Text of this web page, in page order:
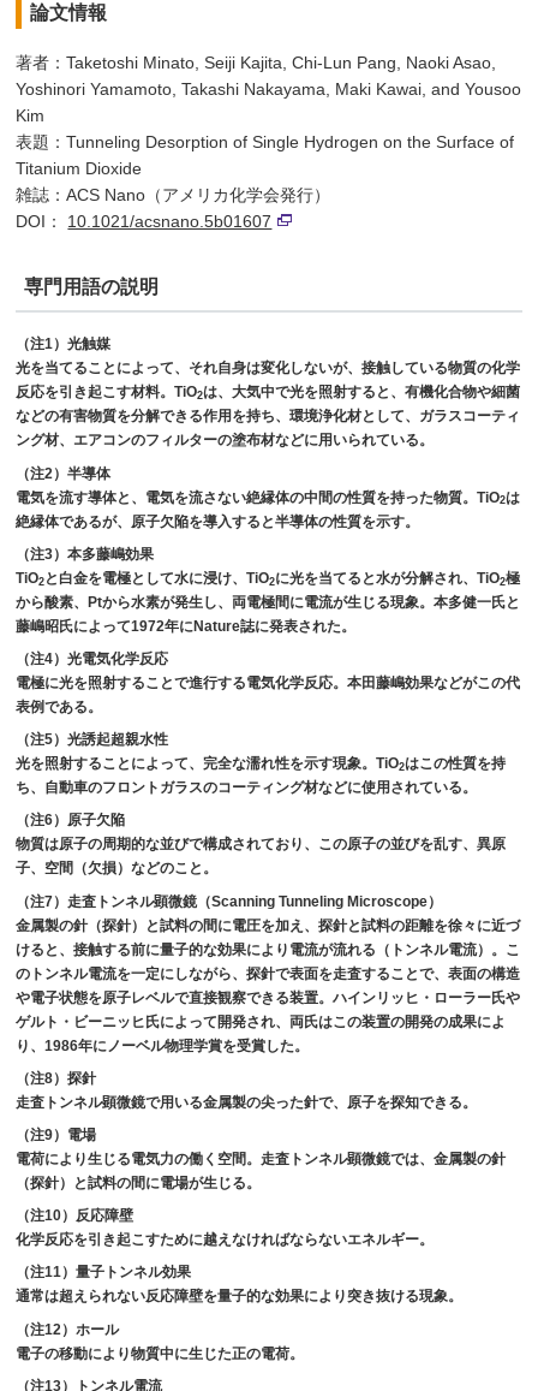
論文情報
著者：Taketoshi Minato, Seiji Kajita, Chi-Lun Pang, Naoki Asao,
Yoshinori Yamamoto, Takashi Nakayama, Maki Kawai, and Yousoo
Kim
表題：Tunneling Desorption of Single Hydrogen on the Surface of
Titanium Dioxide
雑誌：ACS Nano（アメリカ化学会発行）
DOI： 10.1021/acsnano.5b01607
専門用語の説明
（注1）光触媒
光を当てることによって、それ自身は変化しないが、接触している物質の化学
反応を引き起こす材料。TiO2は、大気中で光を照射すると、有機化合物や細菌
などの有害物質を分解できる作用を持ち、環境浄化材として、ガラスコーティ
ング材、エアコンのフィルターの塗布材などに用いられている。
（注2）半導体
電気を流す導体と、電気を流さない絶縁体の中間の性質を持った物質。TiO2は
絶縁体であるが、原子欠陥を導入すると半導体の性質を示す。
（注3）本多藤嶋効果
TiO2 と白金を電極として水に浸け、TiO2に光を当てると水が分解され、TiO2極
から酸素、Ptから水素が発生し、両電極間に電流が生じる現象。本多健一氏と
藤嶋昭氏によって1972年にNature誌に発表された。
（注4）光電気化学反応
電極に光を照射することで進行する電気化学反応。本田藤嶋効果などがこの代
表例である。
（注5）光誘起超親水性
光を照射することによって、完全な濡れ性を示す現象。TiO2はこの性質を持
ち、自動車のフロントガラスのコーティング材などに使用されている。
（注6）原子欠陥
物質は原子の周期的な並びで構成されており、この原子の並びを乱す、異原
子、空間（欠損）などのこと。
（注7）走査トンネル顕微鏡（Scanning Tunneling Microscope）
金属製の針（探針）と試料の間に電圧を加え、探針と試料の距離を徐々に近づ
けると、接触する前に量子的な効果により電流が流れる（トンネル電流）。こ
のトンネル電流を一定にしながら、探針で表面を走査することで、表面の構造
や電子状態を原子レベルで直接観察できる装置。ハインリッヒ・ローラー氏や
ゲルト・ビーニッヒ氏によって開発され、両氏はこの装置の開発の成果によ
り、1986年にノーベル物理学賞を受賞した。
（注8）探針
走査トンネル顕微鏡で用いる金属製の尖った針で、原子を探知できる。
（注9）電場
電荷により生じる電気力の働く空間。走査トンネル顕微鏡では、金属製の針
（探針）と試料の間に電場が生じる。
（注10）反応障壁
化学反応を引き起こすために越えなければならないエネルギー。
（注11）量子トンネル効果
通常は超えられない反応障壁を量子的な効果により突き抜ける現象。
（注12）ホール
電子の移動により物質中に生じた正の電荷。
（注13）トンネル電流